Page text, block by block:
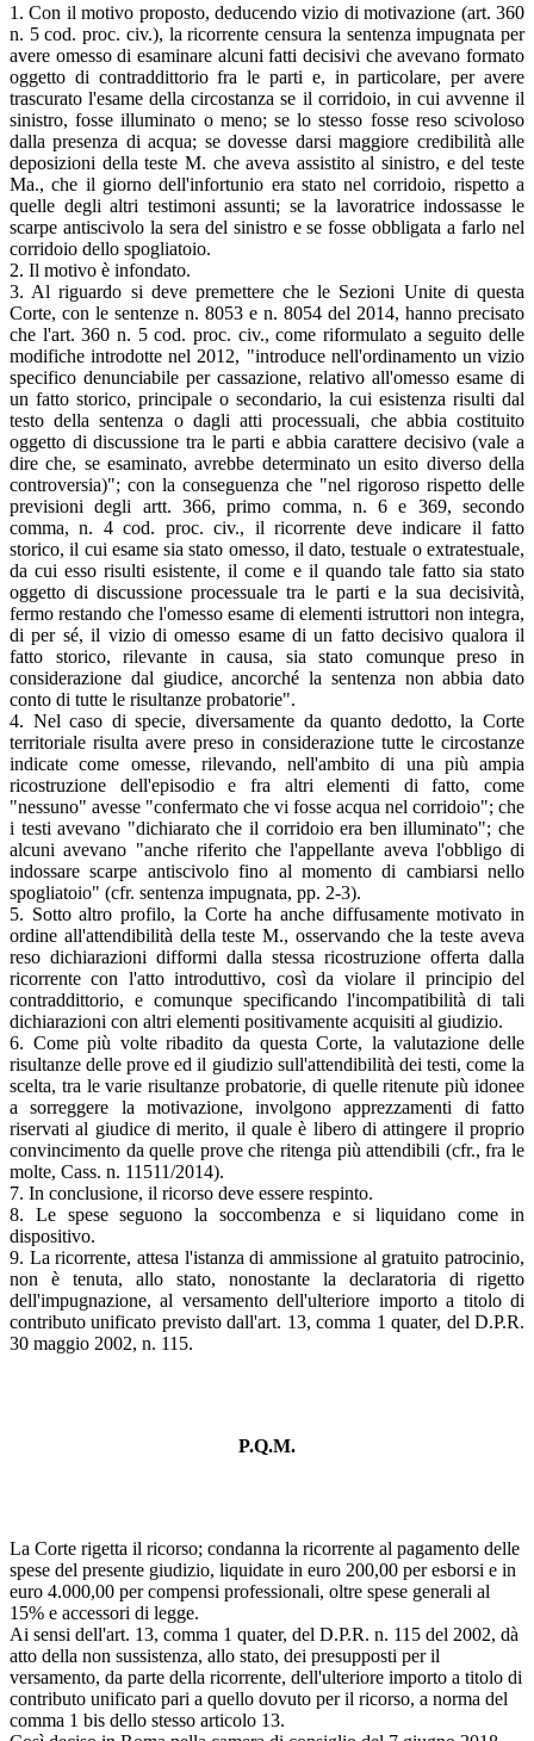
1. Con il motivo proposto, deducendo vizio di motivazione (art. 360
n. 5 cod. proc. civ.), la ricorrente censura la sentenza impugnata per
avere omesso di esaminare alcuni fatti decisivi che avevano formato
oggetto di contraddittorio fra le parti e, in particolare, per avere
trascurato l'esame della circostanza se il corridoio, in cui avvenne il
sinistro, fosse illuminato o meno; se lo stesso fosse reso scivoloso
dalla presenza di acqua; se dovesse darsi maggiore credibilità alle
deposizioni della teste M. che aveva assistito al sinistro, e del teste
Ma., che il giorno dell'infortunio era stato nel corridoio, rispetto a
quelle degli altri testimoni assunti; se la lavoratrice indossasse le
scarpe antiscivolo la sera del sinistro e se fosse obbligata a farlo nel
corridoio dello spogliatoio.
2. Il motivo è infondato.
3. Al riguardo si deve premettere che le Sezioni Unite di questa
Corte, con le sentenze n. 8053 e n. 8054 del 2014, hanno precisato
che l'art. 360 n. 5 cod. proc. civ., come riformulato a seguito delle
modifiche introdotte nel 2012, "introduce nell'ordinamento un vizio
specifico denunciabile per cassazione, relativo all'omesso esame di
un fatto storico, principale o secondario, la cui esistenza risulti dal
testo della sentenza o dagli atti processuali, che abbia costituito
oggetto di discussione tra le parti e abbia carattere decisivo (vale a
dire che, se esaminato, avrebbe determinato un esito diverso della
controversia)"; con la conseguenza che "nel rigoroso rispetto delle
previsioni degli artt. 366, primo comma, n. 6 e 369, secondo
comma, n. 4 cod. proc. civ., il ricorrente deve indicare il fatto
storico, il cui esame sia stato omesso, il dato, testuale o extratestuale,
da cui esso risulti esistente, il come e il quando tale fatto sia stato
oggetto di discussione processuale tra le parti e la sua decisività,
fermo restando che l'omesso esame di elementi istruttori non integra,
di per sé, il vizio di omesso esame di un fatto decisivo qualora il
fatto storico, rilevante in causa, sia stato comunque preso in
considerazione dal giudice, ancorché la sentenza non abbia dato
conto di tutte le risultanze probatorie".
4. Nel caso di specie, diversamente da quanto dedotto, la Corte
territoriale risulta avere preso in considerazione tutte le circostanze
indicate come omesse, rilevando, nell'ambito di una più ampia
ricostruzione dell'episodio e fra altri elementi di fatto, come
"nessuno" avesse "confermato che vi fosse acqua nel corridoio"; che
i testi avevano "dichiarato che il corridoio era ben illuminato"; che
alcuni avevano "anche riferito che l'appellante aveva l'obbligo di
indossare scarpe antiscivolo fino al momento di cambiarsi nello
spogliatoio" (cfr. sentenza impugnata, pp. 2-3).
5. Sotto altro profilo, la Corte ha anche diffusamente motivato in
ordine all'attendibilità della teste M., osservando che la teste aveva
reso dichiarazioni difformi dalla stessa ricostruzione offerta dalla
ricorrente con l'atto introduttivo, così da violare il principio del
contraddittorio, e comunque specificando l'incompatibilità di tali
dichiarazioni con altri elementi positivamente acquisiti al giudizio.
6. Come più volte ribadito da questa Corte, la valutazione delle
risultanze delle prove ed il giudizio sull'attendibilità dei testi, come la
scelta, tra le varie risultanze probatorie, di quelle ritenute più idonee
a sorreggere la motivazione, involgono apprezzamenti di fatto
riservati al giudice di merito, il quale è libero di attingere il proprio
convincimento da quelle prove che ritenga più attendibili (cfr., fra le
molte, Cass. n. 11511/2014).
7. In conclusione, il ricorso deve essere respinto.
8. Le spese seguono la soccombenza e si liquidano come in
dispositivo.
9. La ricorrente, attesa l'istanza di ammissione al gratuito patrocinio,
non è tenuta, allo stato, nonostante la declaratoria di rigetto
dell'impugnazione, al versamento dell'ulteriore importo a titolo di
contributo unificato previsto dall'art. 13, comma 1 quater, del D.P.R.
30 maggio 2002, n. 115.
P.Q.M.
La Corte rigetta il ricorso; condanna la ricorrente al pagamento delle
spese del presente giudizio, liquidate in euro 200,00 per esborsi e in
euro 4.000,00 per compensi professionali, oltre spese generali al
15% e accessori di legge.
Ai sensi dell'art. 13, comma 1 quater, del D.P.R. n. 115 del 2002, dà
atto della non sussistenza, allo stato, dei presupposti per il
versamento, da parte della ricorrente, dell'ulteriore importo a titolo di
contributo unificato pari a quello dovuto per il ricorso, a norma del
comma 1 bis dello stesso articolo 13.